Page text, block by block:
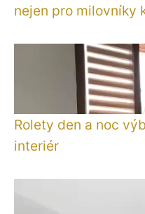
nejen pro milovníky
Rolety den a noc
interiér